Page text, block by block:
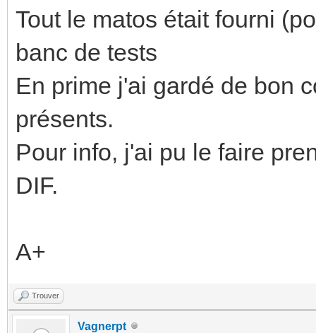
Tout le matos était fourni
banc de tests
En prime j'ai gardé de bon
présents.
Pour info, j'ai pu le faire
DIF.
A+
Trouver
Vagnerpt